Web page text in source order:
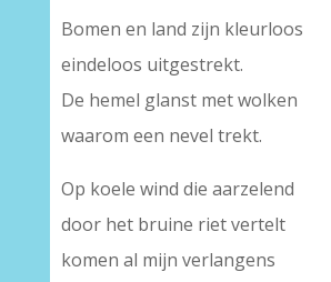
Bomen en land zijn kleurloos
eindeloos uitgestrekt.
De hemel glanst met wolken
waarom een nevel trekt.
Op koele wind die aarzelend
door het bruine riet vertelt
komen al mijn verlangens